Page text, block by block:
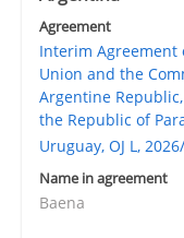
Agreement
Interim Agreement
Union and the
Argentine
the Republic of
Uruguay, OJ L,
Name in agreement
Baena